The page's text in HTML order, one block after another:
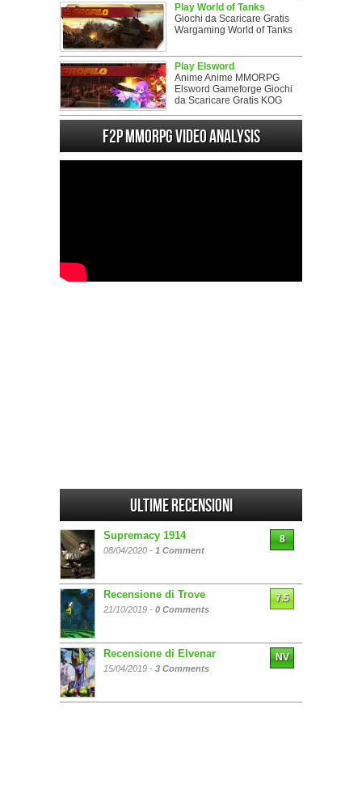
Play World of Tanks
Giochi da Scaricare Gratis
Wargaming World of Tanks
Play Elsword
Anime Anime MMORPG
Elsword Gameforge Giochi
da Scaricare Gratis KOG
F2P MMORPG Video analysis
Ultime Recensioni
Supremacy 1914
08/04/2020 - 1 Comment
8
Recensione di Trove
21/10/2019 - 0 Comments
7.5
Recensione di Elvenar
15/04/2019 - 3 Comments
NV